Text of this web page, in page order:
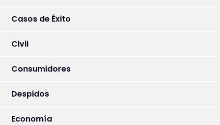
Casos de Éxito
Civil
Consumidores
Despidos
Economía